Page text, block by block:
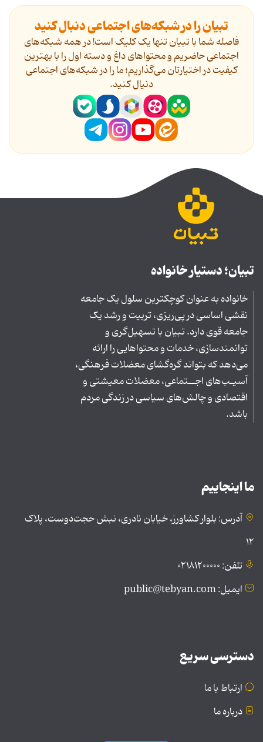
تبیان را در شبکه‌های اجتماعی دنبال کنید
فاصله شما با تبیان تنها یک کلیک است! در همه شبکه‌های
اجتماعی حاضریم و محتواهای داغ و دسته اول را با بهترین
کیفیت در اختیارتان می‌گذاریم؛ ما را در شبکه‌های اجتماعی
دنیال کنید.
تبیان؛ دستیار خانواده
خانواده به عنوان کوچکترین سلول یک جامعه
نقشی اساسی در پی‌ریزی، تربیت و رشد یک
جامعه قوی دارد. تبیان با تسهیل‌گری و
توانمندسازی، خدمات و محتواهایی را ارائه
می‌دهد که بتواند گره‌گشای معضلات فرهنگی،
آسیـب‌های اجــتماعی، معضلات معیشتی و
اقتصادی و چالش‌های سیاسی در زندگی مردم
باشد.
ما اینجاییم
آدرس: بلوار کشاورز، خیابان نادری، نبش حجت‌دوست، پلاک
۱۲
تلفن: ۰۲۱۸۱۲۰۰۰۰۰
ایمیل: public@tebyan.com
دسترسی سریع
ارتباط با ما
درباره ما